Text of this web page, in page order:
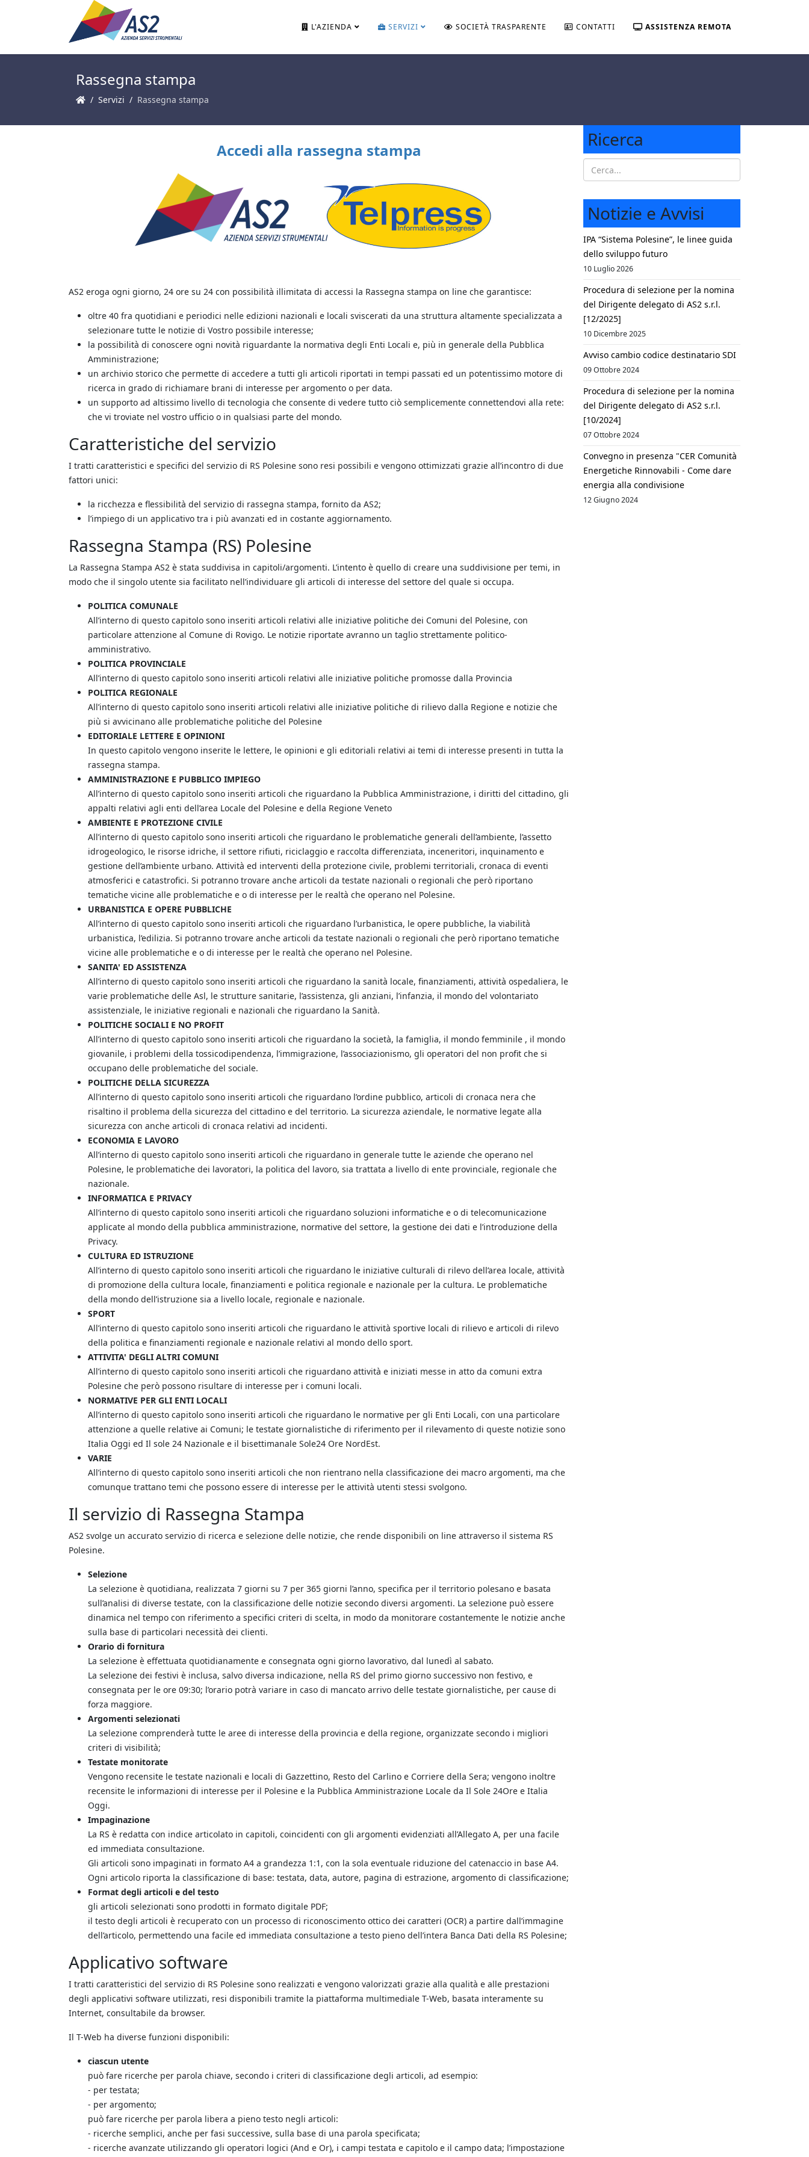
L'AZIENDA SERVIZI SOCIETÀ TRASPARENTE CONTATTI ASSISTENZA REMOTA
Rassegna stampa
Servizi Rassegna stampa
Accedi alla rassegna stampa
AS2 eroga ogni giorno, 24 ore su 24 con possibilità illimitata di accessi la Rassegna stampa on line che garantisce:
oltre 40 fra quotidiani e periodici nelle edizioni nazionali e locali sviscerati da una struttura altamente specializzata a
selezionare tutte le notizie di Vostro possibile interesse;
la possibilità di conoscere ogni novità riguardante la normativa degli Enti Locali e, più in generale della Pubblica
Amministrazione;
un archivio storico che permette di accedere a tutti gli articoli riportati in tempi passati ed un potentissimo motore di
ricerca in grado di richiamare brani di interesse per argomento o per data.
un supporto ad altissimo livello di tecnologia che consente di vedere tutto ciò semplicemente connettendovi alla rete:
che vi troviate nel vostro ufficio o in qualsiasi parte del mondo.
Caratteristiche del servizio
I tratti caratteristici e specifici del servizio di RS Polesine sono resi possibili e vengono ottimizzati grazie all’incontro di due
fattori unici:
la ricchezza e flessibilità del servizio di rassegna stampa, fornito da AS2;
l’impiego di un applicativo tra i più avanzati ed in costante aggiornamento.
Rassegna Stampa (RS) Polesine
La Rassegna Stampa AS2 è stata suddivisa in capitoli/argomenti. L’intento è quello di creare una suddivisione per temi, in
modo che il singolo utente sia facilitato nell’individuare gli articoli di interesse del settore del quale si occupa.
POLITICA COMUNALE
All’interno di questo capitolo sono inseriti articoli relativi alle iniziative politiche dei Comuni del Polesine, con
particolare attenzione al Comune di Rovigo. Le notizie riportate avranno un taglio strettamente politico-
amministrativo.
POLITICA PROVINCIALE
All’interno di questo capitolo sono inseriti articoli relativi alle iniziative politiche promosse dalla Provincia
POLITICA REGIONALE
All’interno di questo capitolo sono inseriti articoli relativi alle iniziative politiche di rilievo dalla Regione e notizie che
più si avvicinano alle problematiche politiche del Polesine
EDITORIALE LETTERE E OPINIONI
In questo capitolo vengono inserite le lettere, le opinioni e gli editoriali relativi ai temi di interesse presenti in tutta la
rassegna stampa.
AMMINISTRAZIONE E PUBBLICO IMPIEGO
All’interno di questo capitolo sono inseriti articoli che riguardano la Pubblica Amministrazione, i diritti del cittadino, gli
appalti relativi agli enti dell’area Locale del Polesine e della Regione Veneto
AMBIENTE E PROTEZIONE CIVILE
All’interno di questo capitolo sono inseriti articoli che riguardano le problematiche generali dell’ambiente, l’assetto
idrogeologico, le risorse idriche, il settore rifiuti, riciclaggio e raccolta differenziata, inceneritori, inquinamento e
gestione dell’ambiente urbano. Attività ed interventi della protezione civile, problemi territoriali, cronaca di eventi
atmosferici e catastrofici. Si potranno trovare anche articoli da testate nazionali o regionali che però riportano
tematiche vicine alle problematiche e o di interesse per le realtà che operano nel Polesine.
URBANISTICA E OPERE PUBBLICHE
All’interno di questo capitolo sono inseriti articoli che riguardano l’urbanistica, le opere pubbliche, la viabilità
urbanistica, l’edilizia. Si potranno trovare anche articoli da testate nazionali o regionali che però riportano tematiche
vicine alle problematiche e o di interesse per le realtà che operano nel Polesine.
SANITA' ED ASSISTENZA
All’interno di questo capitolo sono inseriti articoli che riguardano la sanità locale, finanziamenti, attività ospedaliera, le
varie problematiche delle Asl, le strutture sanitarie, l’assistenza, gli anziani, l’infanzia, il mondo del volontariato
assistenziale, le iniziative regionali e nazionali che riguardano la Sanità.
POLITICHE SOCIALI E NO PROFIT
All’interno di questo capitolo sono inseriti articoli che riguardano la società, la famiglia, il mondo femminile , il mondo
giovanile, i problemi della tossicodipendenza, l’immigrazione, l’associazionismo, gli operatori del non profit che si
occupano delle problematiche del sociale.
POLITICHE DELLA SICUREZZA
All’interno di questo capitolo sono inseriti articoli che riguardano l’ordine pubblico, articoli di cronaca nera che
risaltino il problema della sicurezza del cittadino e del territorio. La sicurezza aziendale, le normative legate alla
sicurezza con anche articoli di cronaca relativi ad incidenti.
ECONOMIA E LAVORO
All’interno di questo capitolo sono inseriti articoli che riguardano in generale tutte le aziende che operano nel
Polesine, le problematiche dei lavoratori, la politica del lavoro, sia trattata a livello di ente provinciale, regionale che
nazionale.
INFORMATICA E PRIVACY
All’interno di questo capitolo sono inseriti articoli che riguardano soluzioni informatiche e o di telecomunicazione
applicate al mondo della pubblica amministrazione, normative del settore, la gestione dei dati e l’introduzione della
Privacy.
CULTURA ED ISTRUZIONE
All’interno di questo capitolo sono inseriti articoli che riguardano le iniziative culturali di rilevo dell’area locale, attività
di promozione della cultura locale, finanziamenti e politica regionale e nazionale per la cultura. Le problematiche
della mondo dell’istruzione sia a livello locale, regionale e nazionale.
SPORT
All’interno di questo capitolo sono inseriti articoli che riguardano le attività sportive locali di rilievo e articoli di rilevo
della politica e finanziamenti regionale e nazionale relativi al mondo dello sport.
ATTIVITA' DEGLI ALTRI COMUNI
All’interno di questo capitolo sono inseriti articoli che riguardano attività e iniziati messe in atto da comuni extra
Polesine che però possono risultare di interesse per i comuni locali.
NORMATIVE PER GLI ENTI LOCALI
All’interno di questo capitolo sono inseriti articoli che riguardano le normative per gli Enti Locali, con una particolare
attenzione a quelle relative ai Comuni; le testate giornalistiche di riferimento per il rilevamento di queste notizie sono
Italia Oggi ed Il sole 24 Nazionale e il bisettimanale Sole24 Ore NordEst.
VARIE
All’interno di questo capitolo sono inseriti articoli che non rientrano nella classificazione dei macro argomenti, ma che
comunque trattano temi che possono essere di interesse per le attività utenti stessi svolgono.
Il servizio di Rassegna Stampa
AS2 svolge un accurato servizio di ricerca e selezione delle notizie, che rende disponibili on line attraverso il sistema RS
Polesine.
Selezione
La selezione è quotidiana, realizzata 7 giorni su 7 per 365 giorni l’anno, specifica per il territorio polesano e basata
sull’analisi di diverse testate, con la classificazione delle notizie secondo diversi argomenti. La selezione può essere
dinamica nel tempo con riferimento a specifici criteri di scelta, in modo da monitorare costantemente le notizie anche
sulla base di particolari necessità dei clienti.
Orario di fornitura
La selezione è effettuata quotidianamente e consegnata ogni giorno lavorativo, dal lunedì al sabato.
La selezione dei festivi è inclusa, salvo diversa indicazione, nella RS del primo giorno successivo non festivo, e
consegnata per le ore 09:30; l’orario potrà variare in caso di mancato arrivo delle testate giornalistiche, per cause di
forza maggiore.
Argomenti selezionati
La selezione comprenderà tutte le aree di interesse della provincia e della regione, organizzate secondo i migliori
criteri di visibilità;
Testate monitorate
Vengono recensite le testate nazionali e locali di Gazzettino, Resto del Carlino e Corriere della Sera; vengono inoltre
recensite le informazioni di interesse per il Polesine e la Pubblica Amministrazione Locale da Il Sole 24Ore e Italia
Oggi.
Impaginazione
La RS è redatta con indice articolato in capitoli, coincidenti con gli argomenti evidenziati all’Allegato A, per una facile
ed immediata consultazione.
Gli articoli sono impaginati in formato A4 a grandezza 1:1, con la sola eventuale riduzione del catenaccio in base A4.
Ogni articolo riporta la classificazione di base: testata, data, autore, pagina di estrazione, argomento di classificazione;
Format degli articoli e del testo
gli articoli selezionati sono prodotti in formato digitale PDF;
il testo degli articoli è recuperato con un processo di riconoscimento ottico dei caratteri (OCR) a partire dall’immagine
dell’articolo, permettendo una facile ed immediata consultazione a testo pieno dell’intera Banca Dati della RS Polesine;
Applicativo software
I tratti caratteristici del servizio di RS Polesine sono realizzati e vengono valorizzati grazie alla qualità e alle prestazioni
degli applicativi software utilizzati, resi disponibili tramite la piattaforma multimediale T-Web, basata interamente su
Internet, consultabile da browser.
Il T-Web ha diverse funzioni disponibili:
ciascun utente
può fare ricerche per parola chiave, secondo i criteri di classificazione degli articoli, ad esempio:
- per testata;
- per argomento;
può fare ricerche per parola libera a pieno testo negli articoli:
- ricerche semplici, anche per fasi successive, sulla base di una parola specificata;
- ricerche avanzate utilizzando gli operatori logici (And e Or), i campi testata e capitolo e il campo data; l’impostazione
Ricerca
Notizie e Avvisi
IPA “Sistema Polesine”, le linee guida
dello sviluppo futuro
10 Luglio 2026
Procedura di selezione per la nomina
del Dirigente delegato di AS2 s.r.l.
[12/2025]
10 Dicembre 2025
Avviso cambio codice destinatario SDI
09 Ottobre 2024
Procedura di selezione per la nomina
del Dirigente delegato di AS2 s.r.l.
[10/2024]
07 Ottobre 2024
Convegno in presenza "CER Comunità
Energetiche Rinnovabili - Come dare
energia alla condivisione
12 Giugno 2024